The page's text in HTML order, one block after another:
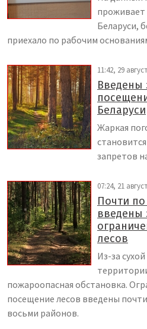
проживает
Беларуси,
приехало по рабочим
11:42, 29
Введены
Беларуси
Жаркая
запретов
07:24, 21
Почти
введены
лесов
Из-за
пожароопасная обстановка.
посещение лесов введены
восьми районов.